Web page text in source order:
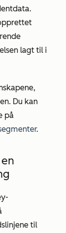
lagt til i
Du kan
på
.
til